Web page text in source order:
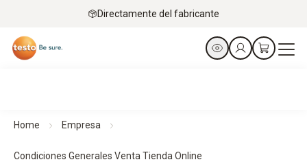
Directamente del fabricante
Home Empresa
Condiciones Generales Venta Tienda Online